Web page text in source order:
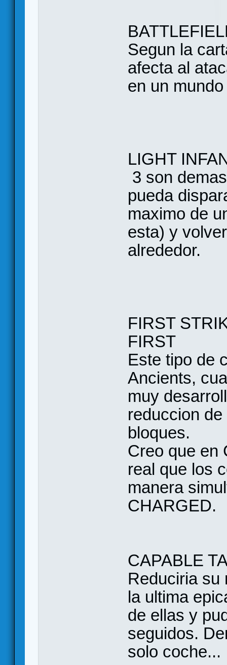
Segun la
afecta al
en un
LIGHT
3 son
pueda
maximo de
esta) y
alrededor.
FIRST
FIRST
Este tipo de
Ancients,
muy
reduccion
bloques.
Creo que en
real que los
manera
CHARGED.
CAPABLE
Reduciria su
la ultima
de ellas y
seguidos.
solo coche...